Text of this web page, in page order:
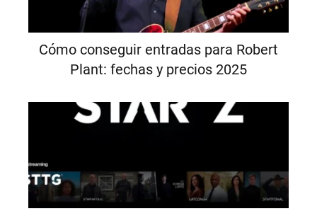
Cómo conseguir entradas para Robert
Plant: fechas y precios 2025